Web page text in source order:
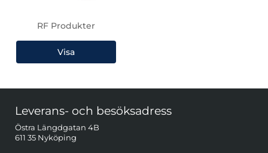
RF Produkter
Leverans- och besöksadress
Östra Längdgatan 4B
611 35 Nyköping